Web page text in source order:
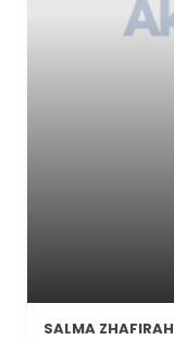
SALMA ZHAFIRAH